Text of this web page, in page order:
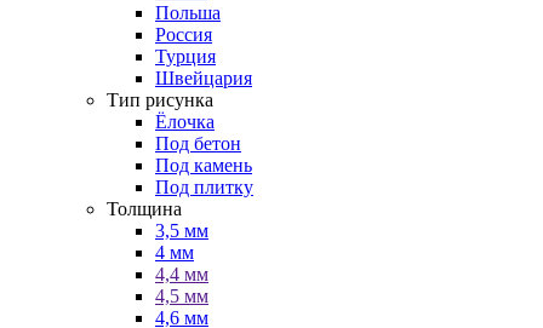
Польша
Россия
Турция
Швейцария
Тип рисунка
Ёлочка
Под бетон
Под камень
Под плитку
Толщина
3,5 мм
4 мм
4,4 мм
4,5 мм
4,6 мм